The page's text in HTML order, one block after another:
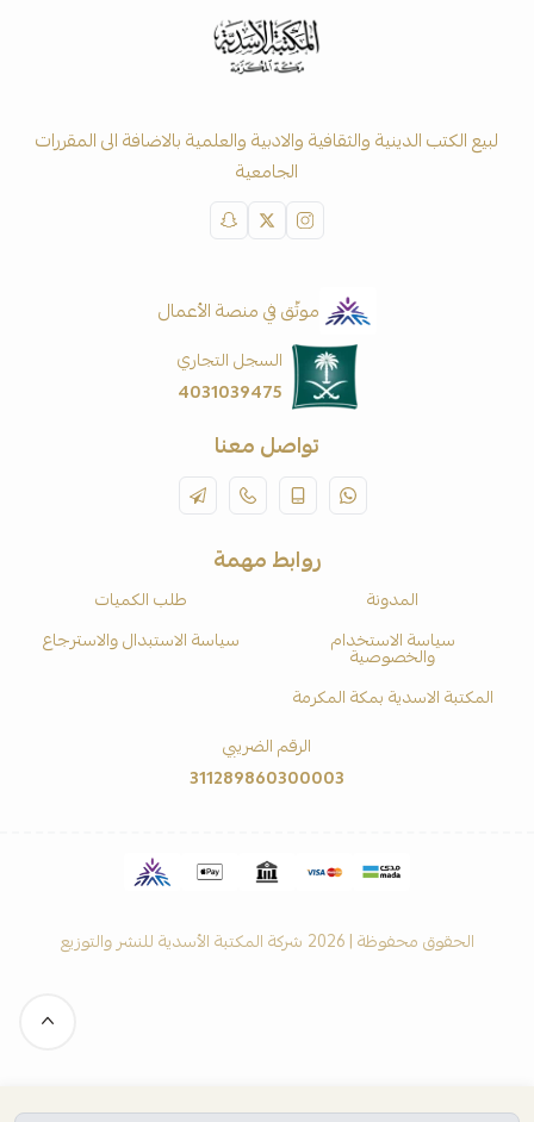
لبيع الكتب الدينية والثقافية والادبية والعلمية بالاضافة الى المقررات
الجامعية
موثّق في منصة الأعمال
السجل التجاري
4031039475
تواصل معنا
روابط مهمة
المدونة
طلب الكميات
سياسة الاستخدام
والخصوصية
سياسة الاستبدال والاسترجاع
المكتبة الاسدية بمكة المكرمة
الرقم الضريبي
311289860300003
الحقوق محفوظة | 2026 شركة المكتبة الأسدية للنشر والتوزيع